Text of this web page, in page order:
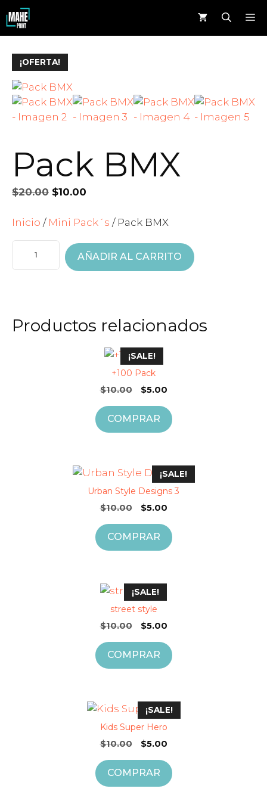
Saltar
contenido
¡OFERTA!
Pack BMX
$20.00 El
original
$20.00.
$10.00
actual
$10.00.
Inicio / Mini Pack´s / Pack BMX
PACK
AÑADIR AL CARRITO
Productos relacionados
¡SALE!
+100 Pack
$10.00
El
original
$5.00El
actual
es:
COMPRAR
¡SALE!
Urban Style Designs 3
$10.00
El
original
$5.00El
actual
es:
COMPRAR
¡SALE!
street style
$10.00
El
original
$5.00El
actual
es:
COMPRAR
¡SALE!
Kids Super Hero
$10.00
El
original
$5.00El
actual
es:
COMPRAR